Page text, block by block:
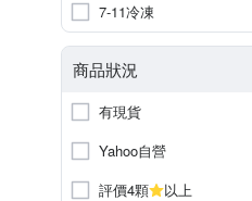
7-11冷凍
商品狀況
有現貨
Yahoo自營
評價4顆
以上